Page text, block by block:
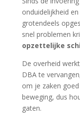
onduidelijkheid
grotendeels
snel problemen
opzettelijke
De overheid
DBA te
om je zaken
beweging, dus
gaten.